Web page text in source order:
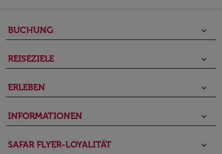
BUCHUNG keyboard_arrow_down
REISEZIELE keyboard_arrow_down
ERLEBEN keyboard_arrow_down
INFORMATIONEN keyboard_arrow_down
SAFAR FLYER-LOYALITÄT keyboard_arrow_down